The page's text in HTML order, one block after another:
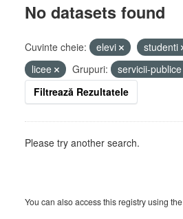
No datasets found
Cuvinte cheie: elevi studenti
licee
Grupuri: servicii-publice
Filtrează Rezultatele
Please try another search.
You can also access this registry using the